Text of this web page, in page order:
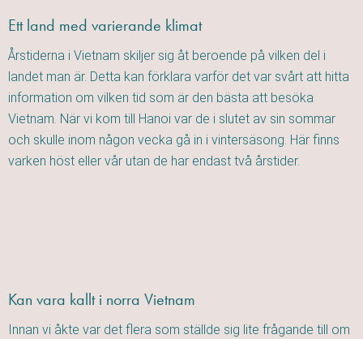
Ett land med varierande klimat
Årstiderna i Vietnam skiljer sig åt beroende på vilken del i
landet man är. Detta kan förklara varför det var svårt att hitta
information om vilken tid som är den bästa att besöka
Vietnam. När vi kom till Hanoi var de i slutet av sin sommar
och skulle inom någon vecka gå in i vintersäsong. Här finns
varken höst eller vår utan de har endast två årstider.
Kan vara kallt i norra Vietnam
Innan vi åkte var det flera som ställde sig lite frågande till om